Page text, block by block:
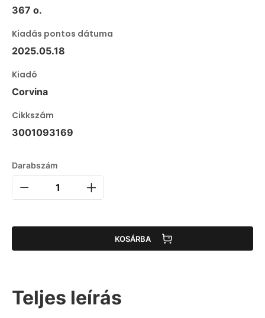
367 o.
Kiadás pontos dátuma
2025.05.18
Kiadó
Corvina
Cikkszám
3001093169
Darabszám
KOSÁRBA
Teljes leírás